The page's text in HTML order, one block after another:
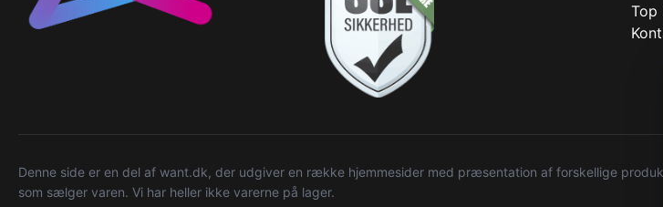
Top
Denne side er en del af want.dk, der udgiver en række hjemmesider med præsentation af forskellige
som sælger varen. Vi har heller ikke varerne på lager.